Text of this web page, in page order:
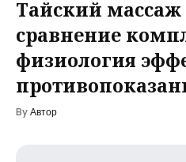
Тайский массаж
сравнение
физиология
ByАвтор